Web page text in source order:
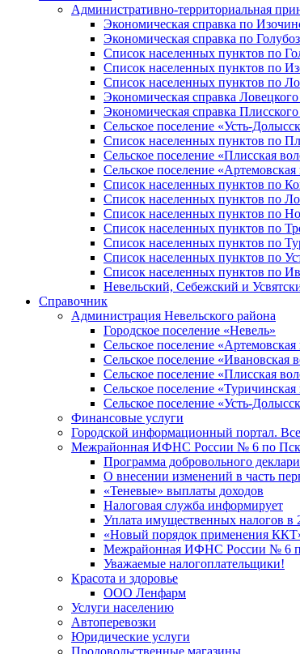
Административно-территориальная
Экономическая справка по
Экономическая справка по
Список населенных пунктов по
Список населенных пунктов по
Список населенных пунктов по
Экономическая справка Ловецкого
Экономическая справка Плисского
Сельское поселение «Усть-
Список населенных пунктов по
Сельское поселение «Плисская
Сельское поселение «Артемовская
Список населенных пунктов по
Список населенных пунктов по
Список населенных пунктов по
Список населенных пунктов по
Список населенных пунктов по
Список населенных пунктов по
Список населенных пунктов по
Невельский, Себежский и
Справочник
Администрация Невельского района
Городское поселение «Невель»
Сельское поселение «Артемовская
Сельское поселение «Ивановская
Сельское поселение «Плисская
Сельское поселение «Туричинская
Сельское поселение «Усть-
Финансовые услуги
Городской информационный портал.
Межрайонная ИФНС России № 6 по
Программа добровольного
О внесении изменений в часть
«Теневые» выплаты доходов
Налоговая служба информирует
Уплата имущественных налогов в
«Новый порядок применения
Межрайонная ИФНС России № 6
Уважаемые налогоплательщики!
Красота и здоровье
ООО Ленфарм
Услуги населению
Автоперевозки
Юридические услуги
Продовольственные магазины